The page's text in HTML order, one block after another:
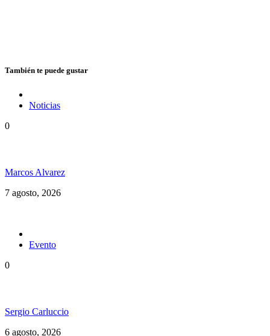
También te puede gustar
Noticias
0
Marcos Alvarez
7 agosto, 2026
Evento
0
Sergio Carluccio
6 agosto, 2026